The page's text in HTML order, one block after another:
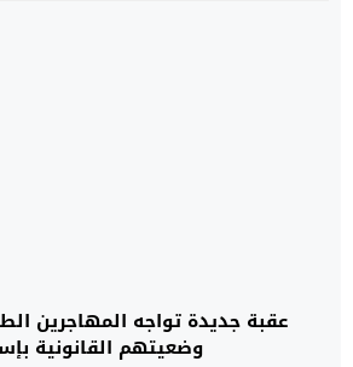
عقبة جديدة تواجه المهاجرين
وضعيتهم القانونية